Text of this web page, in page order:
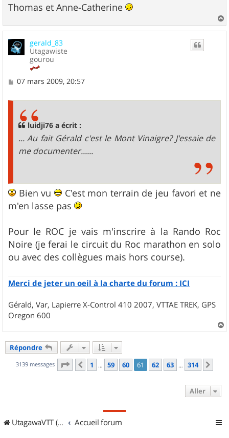
Thomas et Anne-Catherine
a
gerald_83
Utagawiste
gourou
M
07 mars 2009, 20:57
luidji76 a écrit :
... Au fait Gérald c'est le Mont Vinaigre? J'essaie de
me documenter......
Bien vu
C'est mon terrain de jeu favori et ne
m'en lasse pas
Pour le ROC je vais m'inscrire à la Rando Roc
Noire (je ferai le circuit du Roc marathon en solo
ou avec des collègues mais hors course).
Merci de jeter un oeil à la charte du forum : ICI
Gérald, Var, Lapierre X-Control 410 2007, VTTAE TREK, GPS
Oregon 600
a
Répondre
3139 messages Page 61 sur314
Précédent
1 … 59 60 61 62 63 … 314
Aller
UtagawaVTT (Randos VTT et VTTAE avec traces GPS) Accueil forum